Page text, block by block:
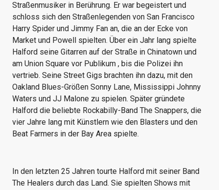
Straßenmusiker in Berührung. Er war begeistert und
schloss sich den Straßenlegenden von San Francisco
Harry Spider und Jimmy Fan an, die an der Ecke von
Market und Powell spielten. Über ein Jahr lang spielte
Halford seine Gitarren auf der Straße in Chinatown und
am Union Square vor Publikum , bis die Polizei ihn
vertrieb. Seine Street Gigs brachten ihn dazu, mit den
Oakland Blues-Größen Sonny Lane, Mississippi Johnny
Waters und JJ Malone zu spielen. Später gründete
Halford die beliebte Rockabilly-Band The Snappers, die
vier Jahre lang mit Künstlern wie den Blasters und den
Beat Farmers in der Bay Area spielte.
In den letzten 25 Jahren tourte Halford mit seiner Band
The Healers durch das Land. Sie spielten Shows mit